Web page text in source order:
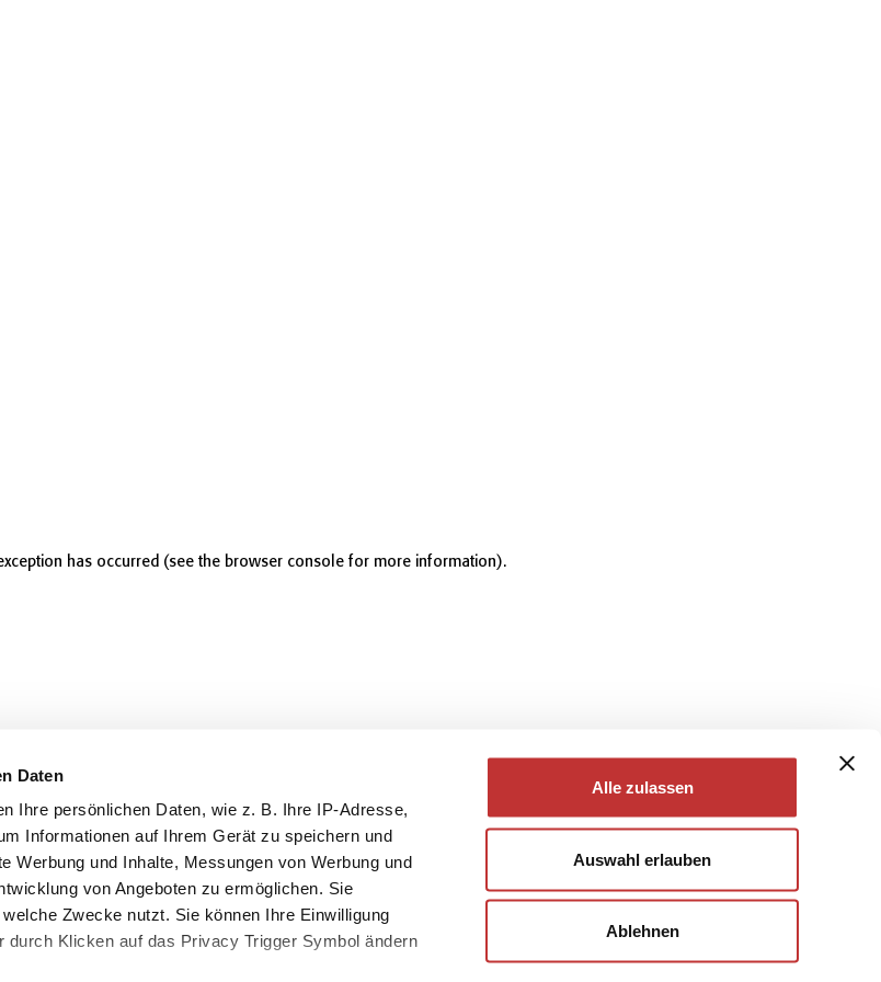
Daten
Ihre persönlichen Daten, wie z. B. Ihre IP-Adresse,
Informationen auf Ihrem Gerät zu speichern und
Werbung und Inhalte, Messungen von Werbung und
von Angeboten zu ermöglichen. Sie
Zwecke nutzt. Sie können Ihre Einwilligung
durch Klicken auf das Privacy Trigger Symbol ändern
Alle zulassen
Auswahl erlauben
Ablehnen
has occurred (see the browser console for more information).